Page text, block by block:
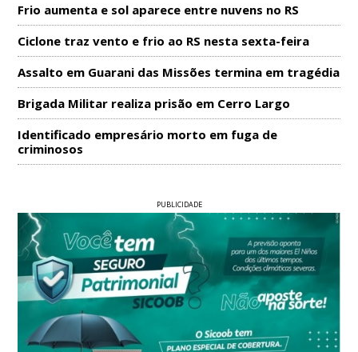
Frio aumenta e sol aparece entre nuvens no RS
Ciclone traz vento e frio ao RS nesta sexta-feira
Assalto em Guarani das Missões termina em tragédia
Brigada Militar realiza prisão em Cerro Largo
Identificado empresário morto em fuga de
criminosos
PUBLICIDADE